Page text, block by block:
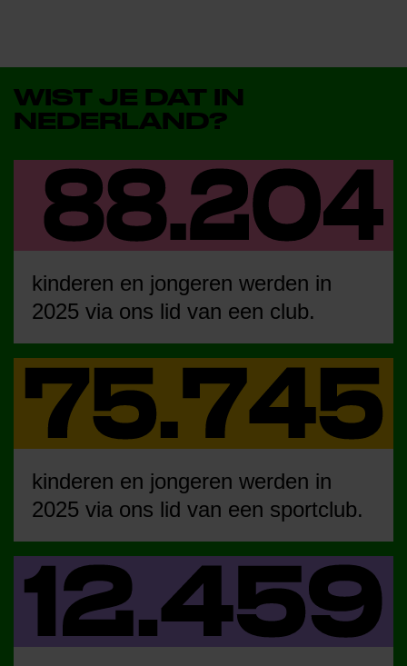
WIST JE DAT IN
NEDERLAND?
kinderen en jongeren werden in
2025 via ons lid van een club.
kinderen en jongeren werden in
2025 via ons lid van een sportclub.